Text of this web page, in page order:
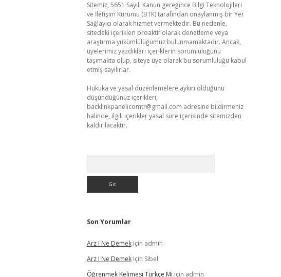
Sitemiz, 5651 Sayılı Kanun gereğince Bilgi Teknolojileri
ve İletişim Kurumu (BTK) tarafından onaylanmış bir Yer
Sağlayıcı olarak hizmet vermektedir. Bu nedenle,
sitedeki içerikleri proaktif olarak denetleme veya
araştırma yükümlülüğümüz bulunmamaktadır. Ancak,
üyelerimiz yazdıkları içeriklerin sorumluluğunu
taşımakta olup, siteye üye olarak bu sorumluluğu kabul
etmiş sayılırlar.
Hukuka ve yasal düzenlemelere aykırı olduğunu
düşündüğünüz içerikleri,
backlinkpanelicomtr@gmail.com adresine bildirmeniz
halinde, ilgili içerikler yasal süre içerisinde sitemizden
kaldırılacaktır.
Son Yorumlar
Arz I Ne Demekiçin admin
Arz I Ne Demekiçin Sibel
Öğrenmek Kelimesi Türkçe Mi için admin